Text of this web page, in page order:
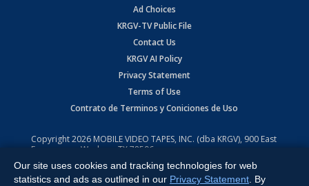
Ad Choices
KRGV-TV Public File
Contact Us
KRGV AI Policy
Privacy Statement
Terms of Use
Contrato de Terminos y Coniciones de Uso
Copyright2026 MOBILE VIDEO TAPES, INC. (dba KRGV), 900 East
Expressway, Weslaco, TX 78596.
All Rights Reserved. Powered by:Ruby Shore Software
Our site uses cookies and tracking technologies for web
statistics and ads as outlined in our Privacy Statement . By